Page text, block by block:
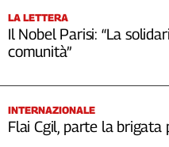
LA LETTERA
Il Nobel Parisi: “La
comunità”
INTERNAZIONALE
Flai Cgil, parte la brigata